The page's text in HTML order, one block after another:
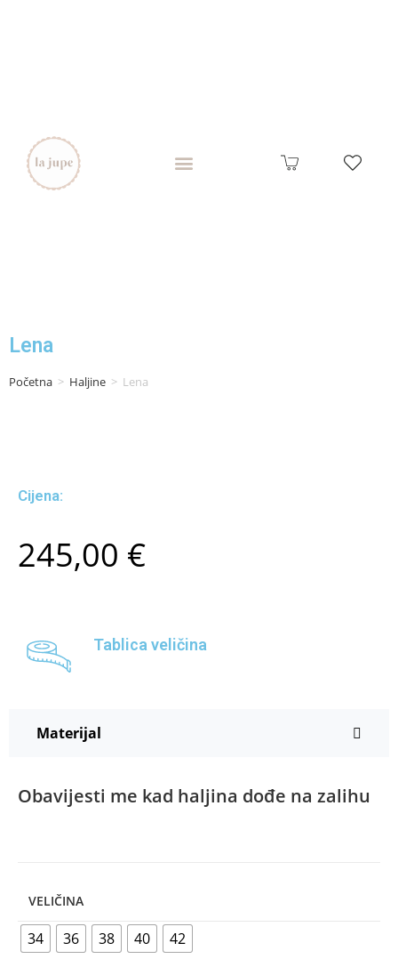
Lena
Početna > Haljine > Lena
Cijena:
245,00 €
Tablica veličina
Materijal
Obavijesti me kad haljina dođe na zalihu
VELIČINA
34 36 38 40 42